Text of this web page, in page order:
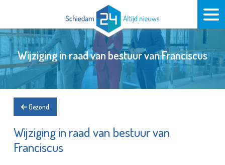
Wijziging in raad van bestuur van Franciscus
Gezond
Wijziging in raad van bestuur van
Franciscus